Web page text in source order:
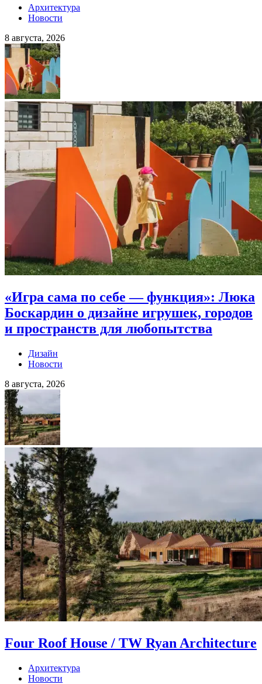
Архитектура
Новости
8 августа, 2026
«Игра сама по себе — функция»: Люка
Боскардин о дизайне игрушек, городов
и пространств для любопытства
Дизайн
Новости
8 августа, 2026
Four Roof House / TW Ryan Architecture
Архитектура
Новости